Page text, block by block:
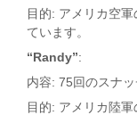
目的: アメリカ空
ています。
“Randy”:
内容: 75回のスナ
目的: アメリカ陸